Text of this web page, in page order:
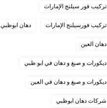
تركيب فور سيلنج الإمارات
تركيب فورسيلنج الإمارات دهان ابوظبي
دهان العين
ديكورات و صبغ و دهان في ابو ظبي
ديكورات و صبغ و دهان في العين
شركات دهان ابوظبي